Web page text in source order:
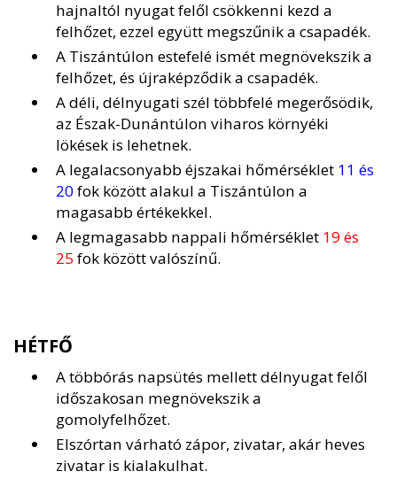
hajnaltól nyugat felől csökkenni kezd a
felhőzet, ezzel együtt megszűnik a csapadék.
A Tiszántúlon estefelé ismét megnövekszik a
felhőzet, és újraképződik a csapadék.
A déli, délnyugati szél többfelé megerősödik,
az Észak-Dunántúlon viharos környéki
lökések is lehetnek.
A legalacsonyabb éjszakai hőmérséklet 11 és
20fok között alakul a Tiszántúlon a
magasabb értékekkel.
A legmagasabb nappali hőmérséklet 19 és
25 fok között valószínű.
HÉTFŐ
A többórás napsütés mellett délnyugat felől
időszakosan megnövekszik a
gomolyfelhőzet.
Elszórtan várható zápor, zivatar, akár heves
zivatar is kialakulhat.